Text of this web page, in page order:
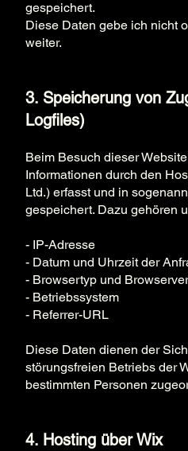
gespeichert.
Diese Daten gebe ich nicht
weiter.
3. Speicherung von
Logfiles)
Beim Besuch dieser
Informationen durch den
Ltd.) erfasst und in
gespeichert. Dazu gehören
- IP-Adresse
- Datum und Uhrzeit der
- Browsertyp und
- Betriebssystem
- Referrer-URL
Diese Daten dienen der
störungsfreien Betriebs der
bestimmten Personen
4. Hosting über Wix